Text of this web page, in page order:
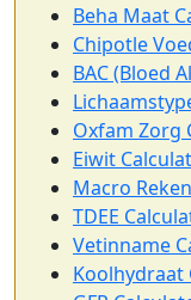
Beha Maat
Chipotle
BAC (Bloed
Oxfam Zorg
Eiwit
Macro
TDEE
Vetinname
Koolhydraat